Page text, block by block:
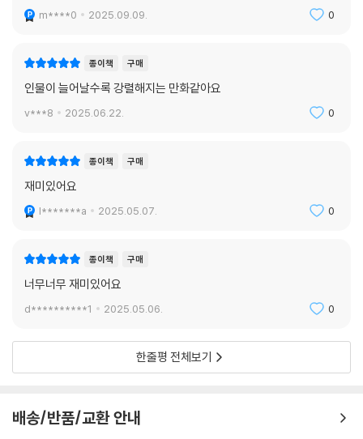
m****0 2025.09.09. 0
종이책 구매
인물이 늘어날수록 강렬해지는 만화같아요
v***8 2025.06.22. 0
종이책 구매
재미있어요
l*******a 2025.05.07. 0
종이책 구매
너무너무 재미있어요
d**********1 2025.05.06. 0
한줄평 전체보기
배송/반품/교환 안내